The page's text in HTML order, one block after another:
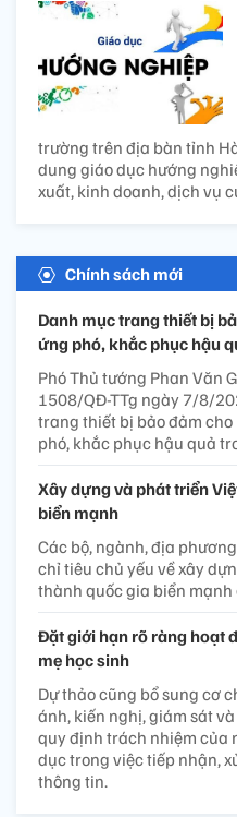
trường trên địa bàn tỉnh
dung giáo dục hướng
xuất, kinh doanh, dịch vụ
Chính sách mới
Danh mục trang thiết bị
ứng phó, khắc phục hậu
Phó Thủ tướng Phan Văn
1508/QĐ-TTg ngày 7/8/
trang thiết bị bảo đảm
phó, khắc phục hậu quả
Xây dựng và phát triển
biển mạnh
Các bộ, ngành, địa
chỉ tiêu chủ yếu về xây
thành quốc gia biển
Đặt giới hạn rõ ràng hoạt
mẹ học sinh
Dự thảo cũng bổ sung cơ
ánh, kiến nghị, giám sát
quy định trách nhiệm của
dục trong việc tiếp nhận,
thông tin.